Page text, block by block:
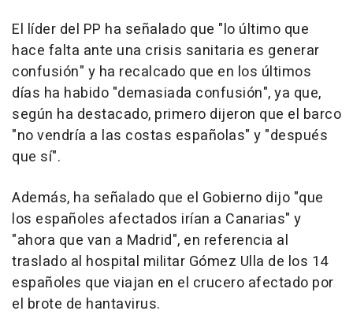
El líder del PP ha señalado que "lo último que
hace falta ante una crisis sanitaria es generar
confusión" y ha recalcado que en los últimos
días ha habido "demasiada confusión", ya que,
según ha destacado, primero dijeron que el barco
"no vendría a las costas españolas" y "después
que sí".
Además, ha señalado que el Gobierno dijo "que
los españoles afectados irían a Canarias" y
"ahora que van a Madrid", en referencia al
traslado al hospital militar Gómez Ulla de los 14
españoles que viajan en el crucero afectado por
el brote de hantavirus.